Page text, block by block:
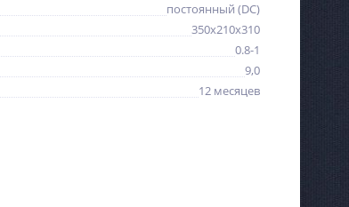
постоянный (DC)
350x210x310
0.8-1
9,0
12 месяцев